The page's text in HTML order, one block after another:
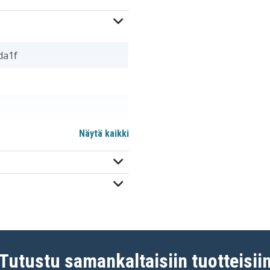
Näytä kaikki
samankaltaisiin